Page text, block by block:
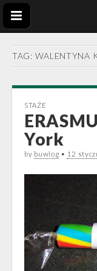
TAG: WALENTYNA
STAŻE
York
by buwlog • 12